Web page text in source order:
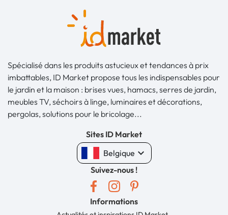
Spécialisé dans les produits astucieux et tendances à prix
imbattables, ID Market propose tous les indispensables pour
le jardin et la maison : brises vues, hamacs, serres de jardin,
meubles TV, séchoirs à linge, luminaires et décorations,
pergolas, solutions pour le bricolage...
Sites ID Market
Belgique keyboard_arrow_down
Suivez-nous !
Informations